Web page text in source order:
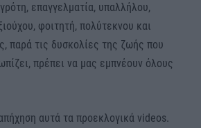
επαγγελματία, υπαλλήλου,
φοιτητή, πολύτεκνου και
παρά τις δυσκολίες της ζωής που
πρέπει να μας εμπνέουν όλους
αυτά τα προεκλογικά videos.